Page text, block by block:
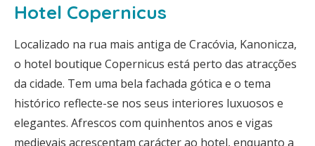
Hotel Copernicus
Localizado na rua mais antiga de Cracóvia, Kanonicza,
o hotel boutique Copernicus está perto das atracções
da cidade. Tem uma bela fachada gótica e o tema
histórico reflecte-se nos seus interiores luxuosos e
elegantes. Afrescos com quinhentos anos e vigas
medievais acrescentam carácter ao hotel, enquanto a